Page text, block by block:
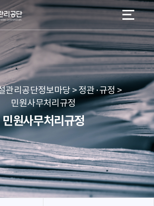
본문 바로가기
메뉴 바로가기
관리공단정보마당 > 정관·규정 >
민원사무처리규정
민원사무처리규정